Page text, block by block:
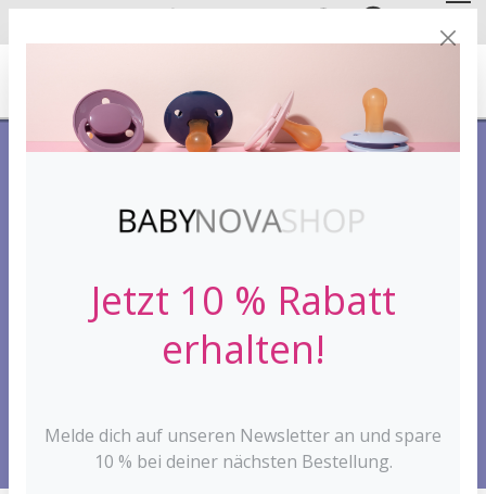
EN
Jetzt 10 % Rabatt
erhalten!
Melde dich auf unseren Newsletter an und spare
10 % bei deiner nächsten Bestellung.